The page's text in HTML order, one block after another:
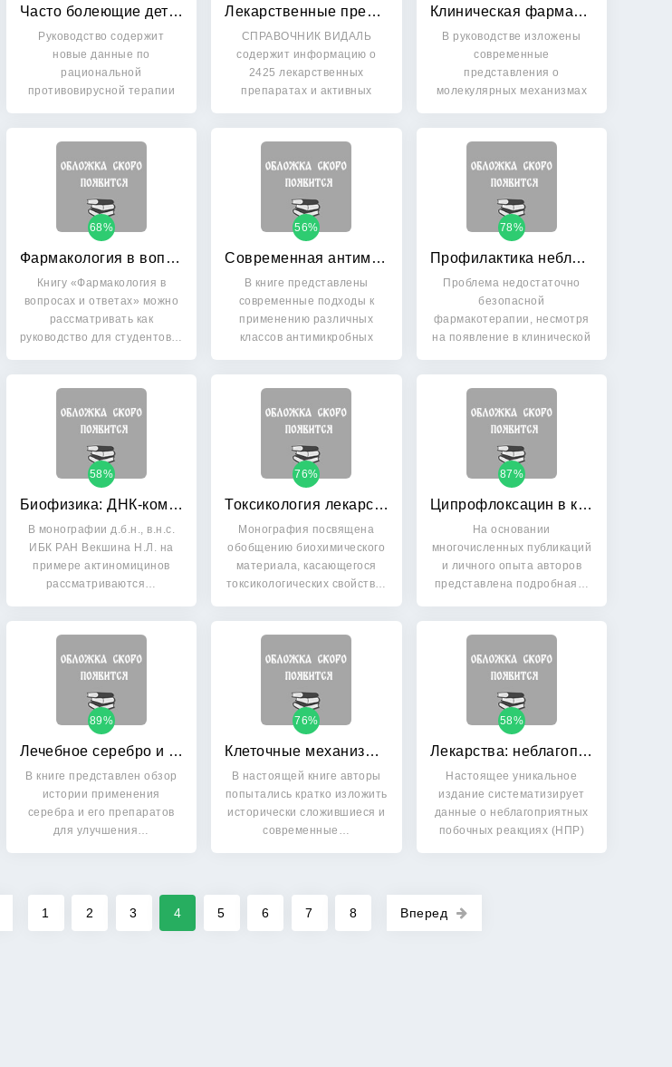
Часто болеющие дети: Современная фармакотерапия: руководство для врачей
Руководство содержит
новые данные по
рациональной
противовирусной терапии
Лекарственные препараты в России 2009
СПРАВОЧНИК ВИДАЛЬ
содержит информацию о
2425 лекарственных
препаратах и активных
Клиническая фармакокинетика: теоретические, прикладные и аналитические аспекты: Руководство
В руководстве изложены
современные
представления о
молекулярных механизмах
Фармакология в вопросах и ответах: Учебное пособие
68%
Книгу «Фармакология в
вопросах и ответах» можно
рассматривать как
руководство для студентов…
Современная антимикробная химиотерапия: Руководство для врачей
56%
В книге представлены
современные подходы к
применению различных
классов антимикробных
Профилактика неблагоприятных побочных реакций: врачебная тактика рационального выбора и применения лекарственных средств: Руководство
78%
Проблема недостаточно
безопасной
фармакотерапии, несмотря
на появление в клинической
Биофизика: ДНК-комплексов
58%
В монографии д.б.н., в.н.с.
ИБК РАН Векшина Н.Л. на
примере актиномицинов
рассматриваются…
Токсикология лекарств
76%
Монография посвящена
обобщению биохимического
материала, касающегося
токсикологических свойств…
Ципрофлоксацин в клинической практике
87%
На основании
многочисленных публикаций
и личного опыта авторов
представлена подробная…
Лечебное серебро и медицинские нанотехнологии
89%
В книге представлен обзор
истории применения
серебра и его препаратов
для улучшения…
Клеточные механизмы токсичности аммиака
76%
В настоящей книге авторы
попытались кратко изложить
исторически сложившиеся и
современные…
Лекарства: неблагоприятные побочные реакции и контроль безопасности
58%
Настоящее уникальное
издание систематизирует
данные о неблагоприятных
побочных реакциях (НПР)
1 2 3 4 5 6 7 8 Вперед